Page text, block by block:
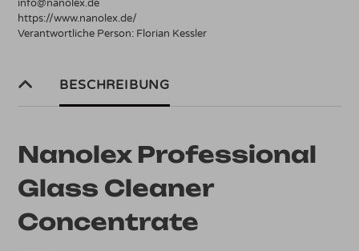
info@nanolex.de
https://www.nanolex.de/
Verantwortliche Person: Florian Kessler
BESCHREIBUNG
Nanolex Professional
Glass Cleaner
Concentrate